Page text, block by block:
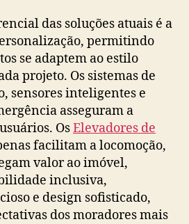
das soluções atuais é a
permitindo
se adaptem ao estilo
projeto. Os sistemas de
sensores inteligentes e
asseguram a
OsElevadores de
facilitam a locomoção,
valor ao imóvel,
inclusiva,
e design sofisticado,
dos moradores mais